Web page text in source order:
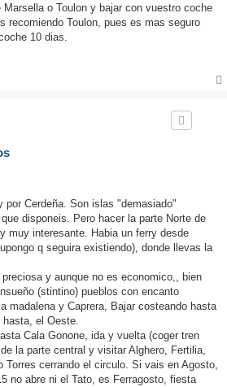
o Toulon y bajar con vuestro coche
recomiendo Toulon, pues es mas seguro
10 dias.
por Cerdeña. Son islas "demasiado"
disponeis. Pero hacer la parte Norte de
muy interesante. Habia un ferry desde
q seguira existiendo), donde llevas la
y aunque no es economico,, bien
(stintino) pueblos con encanto
madalena y Caprera, Bajar costeando hasta
el Oeste.
Cala Gonone, ida y vuelta (coger tren
la parte central y visitar Alghero, Fertilia,
Torres cerrando el circulo. Si vais en Agosto,
no abre ni el Tato, es Ferragosto, fiesta